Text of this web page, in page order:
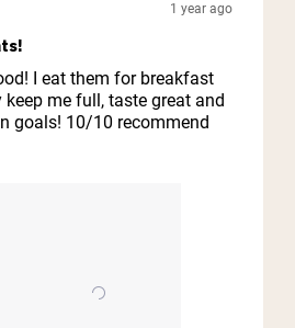
1 year ago
I eat them for breakfast
me full, taste great and
goals! 10/10 recommend